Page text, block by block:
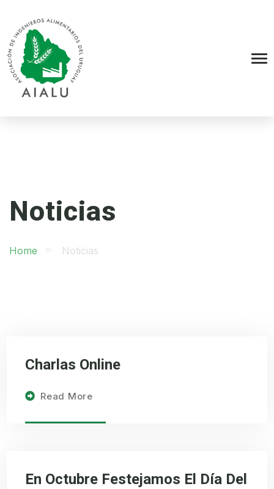
Noticias
Home Noticias
Charlas Online
Read More
En Octubre Festejamos El Día Del